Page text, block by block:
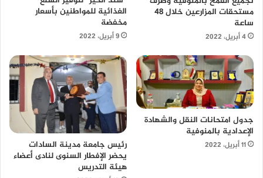
مستحقات المزارعين خلال 48
ساعة
4 أبريل، 2022
الغذائية للمواطنين بأسعار
مخفضة
9 أبريل، 2022
جدول امتحانات النقل والشهادة
الإعدادية بالمنوفية
11 أبريل، 2022
رئيس جامعة مدينة السادات
يحضر الإفطار السنوى لنادى أعضاء
هيئة التدريس